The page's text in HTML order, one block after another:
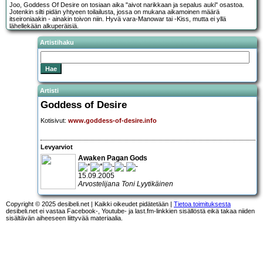
Joo, Goddess Of Desire on tosiaan aika "aivot narikkaan ja sepalus auki" osastoa.
Jotenkin silti pidän yhtyeen toilailusta, jossa on mukana aikamoinen määrä
itseironiaakin - ainakin toivon niin. Hyvä vara-Manowar tai -Kiss, mutta ei yllä
lähellekään alkuperäisiä.
Artistihaku
Artisti
Goddess of Desire
Kotisivut: www.goddess-of-desire.info
Levyarviot
Awaken Pagan Gods
15.09.2005
Arvostelijana Toni Lyytikäinen
Copyright © 2025 desibeli.net | Kaikki oikeudet pidätetään | Tietoa toimituksesta
desibeli.net ei vastaa Facebook-, Youtube- ja last.fm-linkkien sisällöstä eikä takaa niiden
sisältävän aiheeseen liittyvää materiaalia.